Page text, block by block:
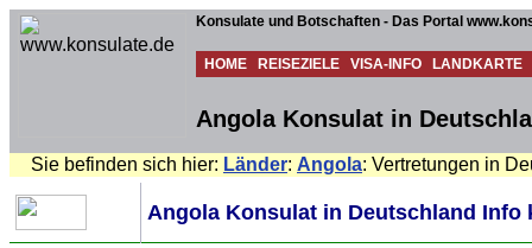
Konsulate und Botschaften - Das Portal
HOME REISEZIELE VISA-INFO LANDKARTE
Angola Konsulat in
Sie befinden sich hier: Länder: Angola: Vertretungen in
Angola Konsulat in Deutschland Info